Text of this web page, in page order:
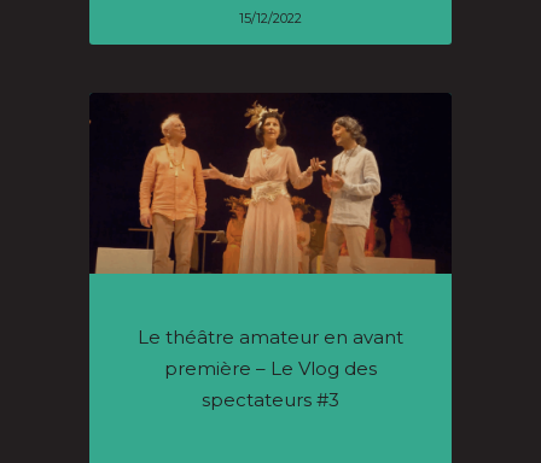
15/12/2022
Le théâtre amateur en avant
première – Le Vlog des
spectateurs #3